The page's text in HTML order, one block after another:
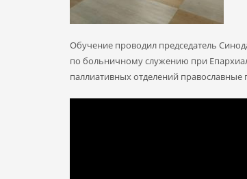
Обучение проводил председатель
по больничному служению при
паллиативных отделений